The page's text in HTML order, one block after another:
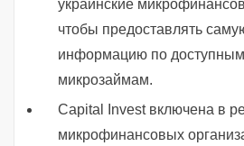
украинские
чтобы предоставлять
информацию по
микрозаймам.
Capital Invest включена в
микрофинансовых